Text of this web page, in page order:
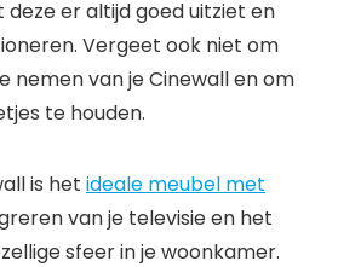
er altijd goed uitziet en
Vergeet ook niet om
nemen van je Cinewall en om
te houden.
is het ideale meubel met
van je televisie en het
sfeer in je woonkamer.